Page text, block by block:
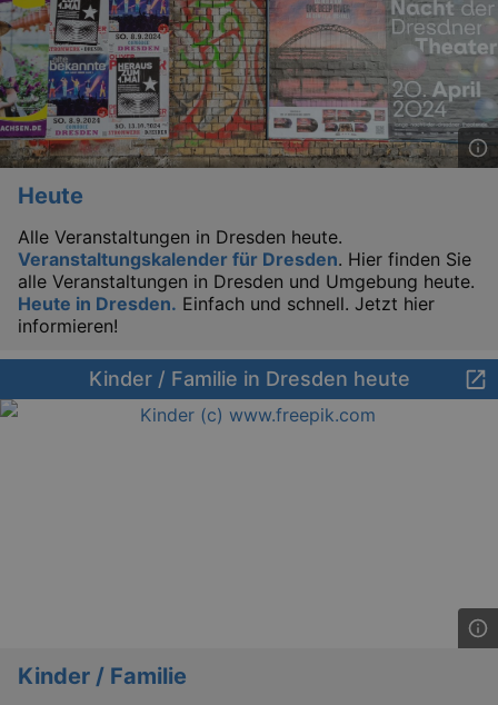
Heute
Alle Veranstaltungen in Dresden heute.
Veranstaltungskalender für Dresden. Hier finden Sie
alle Veranstaltungen in Dresden und Umgebung heute.
Heute in Dresden. Einfach und schnell. Jetzt hier
informieren!
Kinder / Familie in Dresden heute
Kinder / Familie